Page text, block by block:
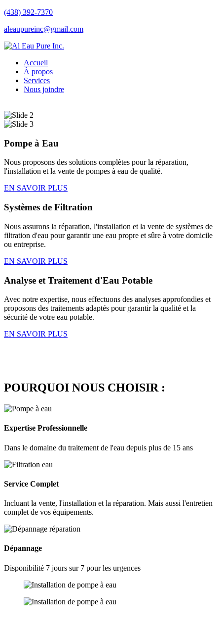
(438) 392-7370
aleaupureinc@gmail.com
Accueil
À propos
Services
Nous joindre
Pompe à Eau
Nous proposons des solutions complètes pour la réparation,
l'installation et la vente de pompes à eau de qualité.
EN SAVOIR PLUS
Systèmes de Filtration
Nous assurons la réparation, l'installation et la vente de systèmes de
filtration d'eau pour garantir une eau propre et sûre à votre domicile
ou entreprise.
EN SAVOIR PLUS
Analyse et Traitement d'Eau Potable
Avec notre expertise, nous effectuons des analyses approfondies et
proposons des traitements adaptés pour garantir la qualité et la
sécurité de votre eau potable.
EN SAVOIR PLUS
POURQUOI NOUS CHOISIR :
Expertise Professionnelle
Dans le domaine du traitement de l'eau depuis plus de 15 ans
Service Complet
Incluant la vente, l'installation et la réparation. Mais aussi l'entretien
complet de vos équipements.
Dépannage
Disponibilité 7 jours sur 7 pour les urgences